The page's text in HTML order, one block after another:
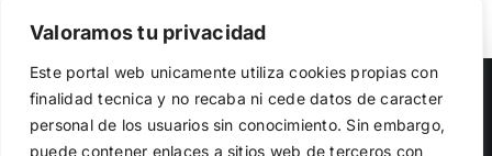
Valoramos tu privacidad
Este portal web unicamente utiliza cookies propias con
finalidad tecnica y no recaba ni cede datos de caracter
personal de los usuarios sin conocimiento. Sin embargo,
puede contener enlaces a sitios web de terceros con
Copyright 2023 |Democracia Nacional | All Rights Reserved
Facebook
TwitterInstagram
el funcionamiento de la web, medir su uso y mejorar
nuestros servicios. Puede aceptar todas las cookies,
rechazar las no necesarias o configurar sus preferencias.
Política de cookies